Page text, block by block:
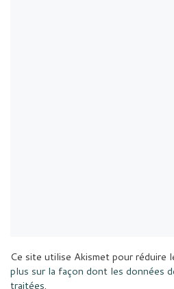
Ce site utilise Akismet pour réduire
plus sur la façon dont les données
traitées.